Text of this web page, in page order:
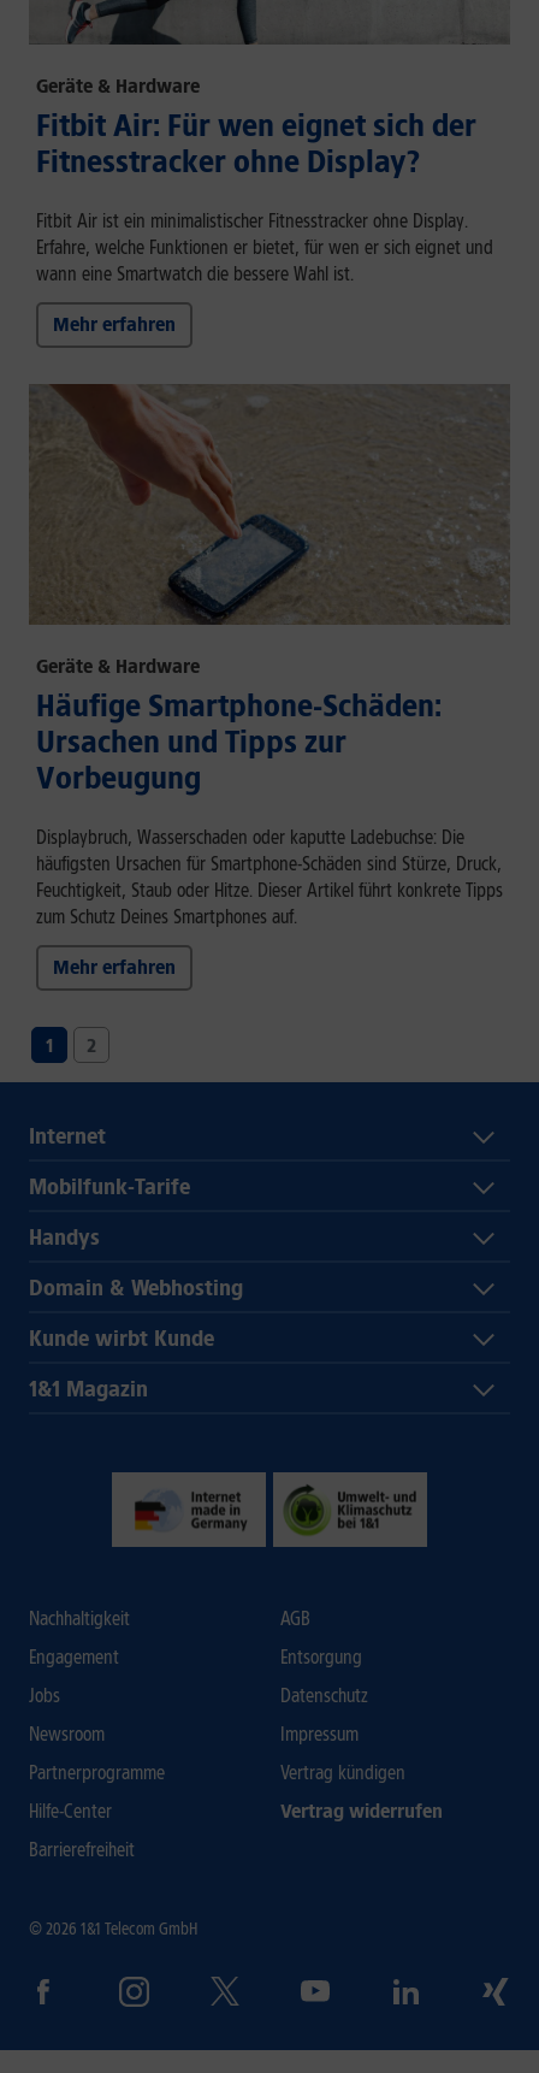
Geräte & Hardware
Fitbit Air: Für wen eignet sich der
Fitnesstracker ohne Display?
Fitbit Air ist ein minimalistischer Fitnesstracker ohne Display.
Erfahre, welche Funktionen er bietet, für wen er sich eignet und
wann eine Smartwatch die bessere Wahl ist.
Mehr erfahren
Geräte & Hardware
Häufige Smartphone-Schäden:
Ursachen und Tipps zur
Vorbeugung
Displaybruch, Wasserschaden oder kaputte Ladebuchse: Die
häufigsten Ursachen für Smartphone-Schäden sind Stürze, Druck,
Feuchtigkeit, Staub oder Hitze. Dieser Artikel führt konkrete Tipps
zum Schutz Deines Smartphones auf.
Mehr erfahren
1 2
Internet
Mobilfunk-Tarife
Handys
Domain & Webhosting
Kunde wirbt Kunde
1&1 Magazin
Nachhaltigkeit
Engagement
Jobs
Newsroom
Partnerprogramme
Hilfe-Center
Barrierefreiheit
AGB
Entsorgung
Datenschutz
Impressum
Vertrag kündigen
Vertrag widerrufen
© 2026 1&1 Telecom GmbH